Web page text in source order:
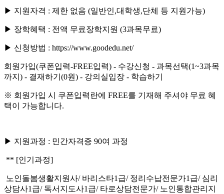
▶ 지원자격 : 제한 없음 (일반인,대학생,단체 등 지원가능)
▶ 장학혜택 : 전액 무료장학지원 (3과목무료)
▶ 신청방법 : https://www.goodedu.net/
회원가입(쿠폰입력-FREE입력) - 수강신청 - 과목선택(1~3과목
까지) - 결재하기(0원) - 강의실입장 - 학습하기
※ 회원가입 시 쿠폰입력란에 FREE를 기재해 주셔야 무료 혜
택이 가능합니다.
▶ 지원과정 : 민간자격증 90여 과정
** [인기과정]
노인돌봄생활지원사/ 바리스타1급/ 정리수납전문가1급/ 심리
상담사1급/ 독서지도사1급/ 타로상담전문가/ 노인통합관리지